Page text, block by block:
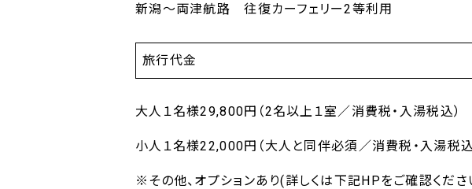
新潟～両津航路 往復カーフェリー2等利用
旅行代金
大人１名様29,800円（2名以上１室／消費税・入湯税込）
小人１名様22,000円（大人と同伴必須／消費税・入湯税込
※その他、オプションあり(詳しくは下記HPをご確認くださ